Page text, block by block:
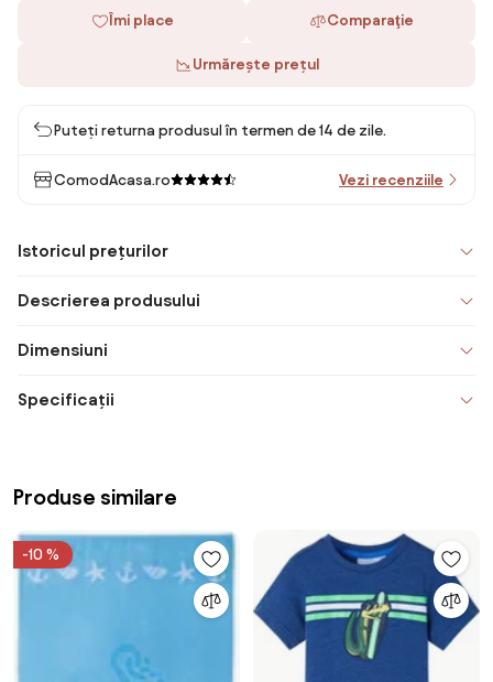
Îmi place Comparaţie
Urmărește prețul
Puteți returna produsul în termen de 14 de zile.
ComodAcasa.ro Vezi recenziile
Istoricul prețurilor
Descrierea produsului
Dimensiuni
Specificații
Produse similare
-10 %